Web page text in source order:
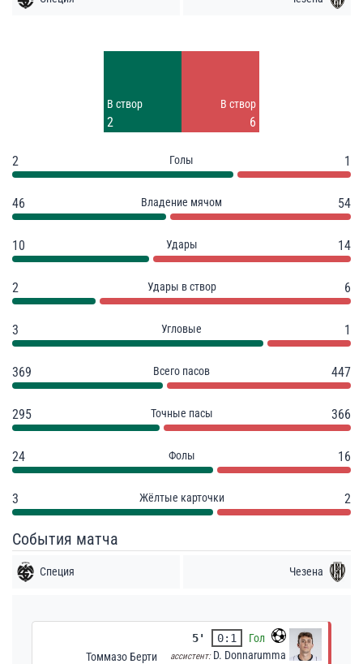
В створ
2
В створ
6
2 Голы 1
46 Владение мячом 54
10 Удары 14
2 Удары в створ 6
3 Угловые 1
369 Всего пасов 447
295 Точные пасы 366
24 Фолы 16
3 Жёлтые карточки 2
События матча
Специя Чезена
5' 0:1
Гол
Томмазо Берти
ассистент: D. Donnarumma